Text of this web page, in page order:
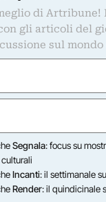
di Artribune!
gli articoli del
sul
Segnala: focus su
Incanti: il settimanale
Render: il quindicinale